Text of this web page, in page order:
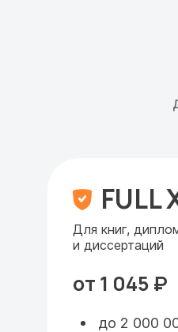
FULL
Для книг,
и диссертаций
от 1 045 ₽
до 2 000